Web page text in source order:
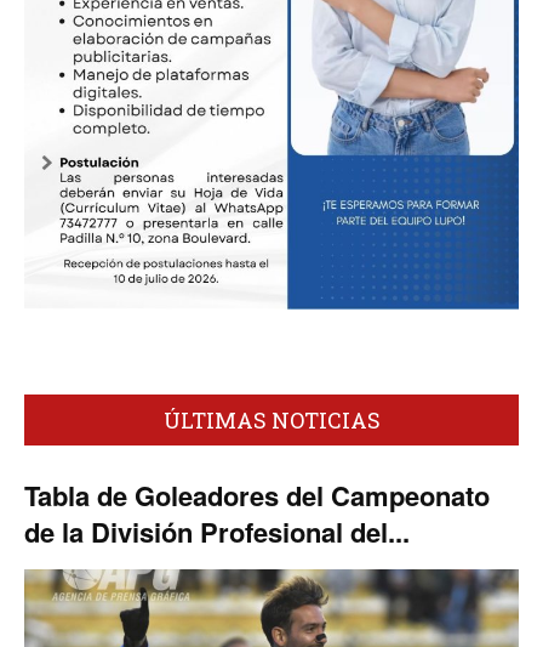
ÚLTIMAS NOTICIAS
Tabla de Goleadores del Campeonato
de la División Profesional del...